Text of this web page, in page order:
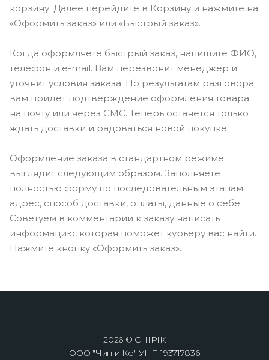
корзину. Далее перейдите в Корзину и нажмите на
«Оформить заказ» или «Быстрый заказ».
Когда оформляете быстрый заказ, напишите ФИО,
телефон и e-mail. Вам перезвонит менеджер и
уточнит условия заказа. По результатам разговора
вам придет подтверждение оформления товара
на почту или через СМС. Теперь останется только
ждать доставки и радоваться новой покупке.
Оформление заказа в стандартном режиме
выглядит следующим образом. Заполняете
полностью форму по последовательным этапам:
адрес, способ доставки, оплаты, данные о себе.
Советуем в комментарии к заказу написать
информацию, которая поможет курьеру вас найти.
Нажмите кнопку «Оформить заказ».
2026 © CHIPIK
ООО "Чип и Ко" УНП 193717836